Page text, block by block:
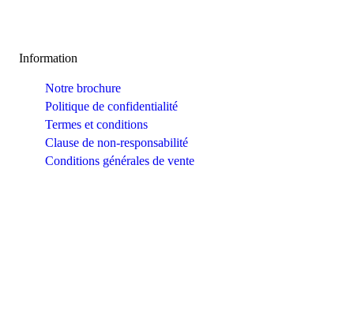
Information
Notre brochure
Politique de confidentialité
Termes et conditions
Clause de non-responsabilité
Conditions générales de vente